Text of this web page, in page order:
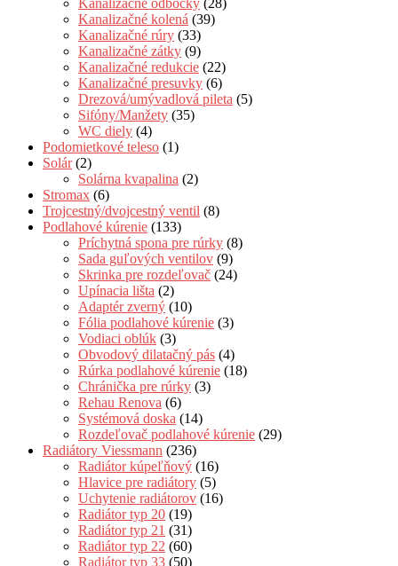
Kanalizačné kolená (39)
Kanalizačné rúry (33)
Kanalizačné zátky (9)
Kanalizačné redukcie (22)
Kanalizačné presuvky (6)
Drezová/umývadlová pileta (5)
Sifóny/Manžety (35)
WC diely (4)
Podomietkové teleso (1)
Solár (2)
Solárna kvapalina (2)
Stromax (6)
Trojcestný/dvojcestný ventil (8)
Podlahové kúrenie (133)
Príchytná spona pre rúrky (8)
Sada guľových ventilov (9)
Skrinka pre rozdeľovač (24)
Upínacia lišta (2)
Adaptér zverný (10)
Fólia podlahové kúrenie (3)
Vodiaci oblúk (3)
Obvodový dilatačný pás (4)
Rúrka podlahové kúrenie (18)
Chránička pre rúrky (3)
Rehau Renova (6)
Systémová doska (14)
Rozdeľovač podlahové kúrenie (29)
Radiátory Viessmann (236)
Radiátor kúpeľňový (16)
Hlavice pre radiátory (5)
Uchytenie radiátorov (16)
Radiátor typ 20 (19)
Radiátor typ 21 (31)
Radiátor typ 22 (60)
Radiátor typ 33 (50)